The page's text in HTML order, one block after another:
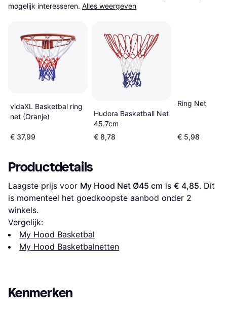
mogelijk interesseren. Alles weergeven
vidaXL Basketbal ring
net (Oranje)
€ 37,99
Hudora Basketball Net
45.7cm
€ 8,78
Ring Net
€ 5,98
Productdetails
Laagste prijs voor My Hood Net Ø45 cm is € 4,85. Dit
is momenteel het goedkoopste aanbod onder 2
winkels.
Vergelijk:
My Hood Basketbal
My Hood Basketbalnetten
Kenmerken